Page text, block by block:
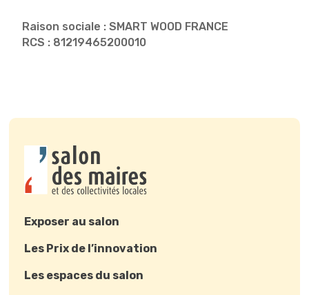
Raison sociale : SMART WOOD FRANCE
RCS : 81219465200010
Exposer au salon
Les Prix de l’innovation
Les espaces du salon